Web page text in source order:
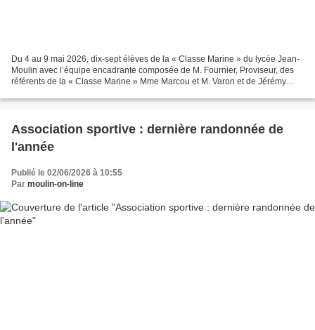
Du 4 au 9 mai 2026, dix-sept élèves de la « Classe Marine » du lycée Jean-
Moulin avec l’équipe encadrante composée de M. Fournier, Proviseur, des
référents de la « Classe Marine » Mme Marcou et M. Varon et de Jérémy
Association sportive : dernière randonnée de
l'année
Publié le 02/06/2026 à 10:55
Par moulin-on-line